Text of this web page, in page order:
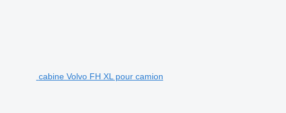
cabine Volvo FH XL pour camion